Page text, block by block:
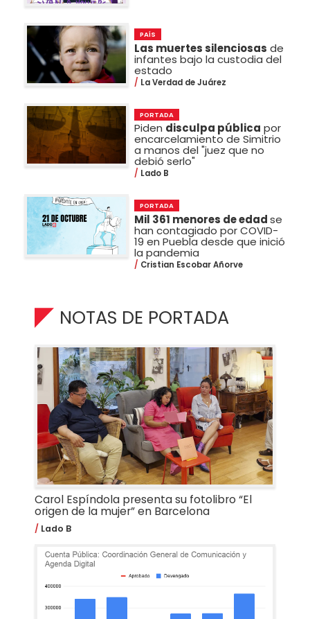
PAÍS
Las muertes silenciosas de
infantes bajo la custodia del
estado
La Verdad de Juárez
PORTADA
Piden disculpa pública por
encarcelamiento de Simitrio
a manos del "juez que no
debió serlo"
Lado B
PORTADA
Mil 361 menores de edadse
han contagiado por COVID-
19 en Puebla desde que inició
la pandemia
Cristian Escobar Añorve
NOTAS DE PORTADA
Carol Espíndola presenta su fotolibro “El
origen de la mujer” en Barcelona
Lado B